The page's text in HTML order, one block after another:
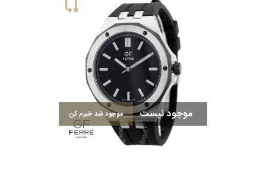
موجود نیست موجود شد خبرم کن